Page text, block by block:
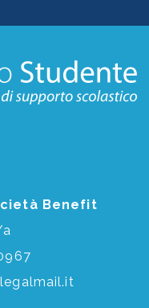
Benefit